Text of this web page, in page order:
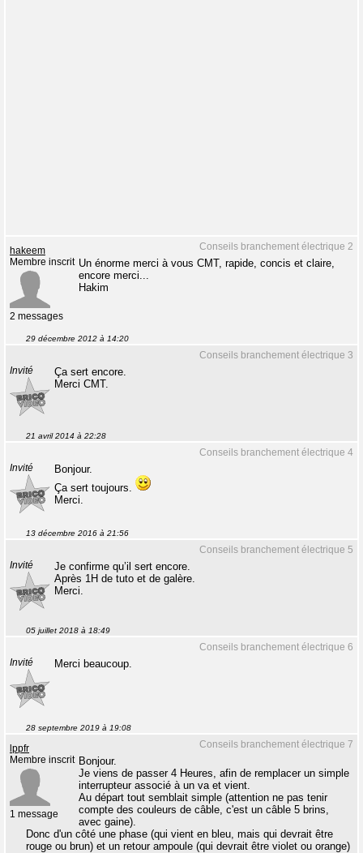
Conseils branchement électrique 2
hakeem
Membre inscrit
2 messages
Un énorme merci à vous CMT, rapide, concis et claire,
encore merci...
Hakim
29 décembre 2012 à 14:20
Conseils branchement électrique 3
Invité
Ça sert encore.
Merci CMT.
21 avril 2014 à 22:28
Conseils branchement électrique 4
Invité
Bonjour.
Ça sert toujours.
Merci.
13 décembre 2016 à 21:56
Conseils branchement électrique 5
Invité
Je confirme qu’il sert encore.
Après 1H de tuto et de galère.
Merci.
05 juillet 2018 à 18:49
Conseils branchement électrique 6
Invité Merci beaucoup.
28 septembre 2019 à 19:08
Conseils branchement électrique 7
lppfr
Membre inscrit
1 message
Bonjour.
Je viens de passer 4 Heures, afin de remplacer un simple
interrupteur associé à un va et vient.
Au départ tout semblait simple (attention ne pas tenir
compte des couleurs de câble, c'est un câble 5 brins,
avec gaine).
Donc d'un côté une phase (qui vient en bleu, mais qui devrait être
rouge ou brun) et un retour ampoule (qui devrait être violet ou orange)